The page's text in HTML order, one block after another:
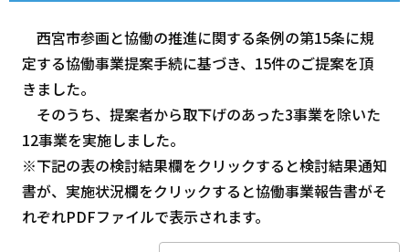
西宮市参画と協働の推進に関する条例の第15条に規
定する協働事業提案手続に基づき、15件のご提案を頂
きました。
そのうち、提案者から取下げのあった3事業を除いた
12事業を実施しました。
※下記の表の検討結果欄をクリックすると検討結果通知
書が、実施状況欄をクリックすると協働事業報告書がそ
れぞれPDFファイルで表示されます。